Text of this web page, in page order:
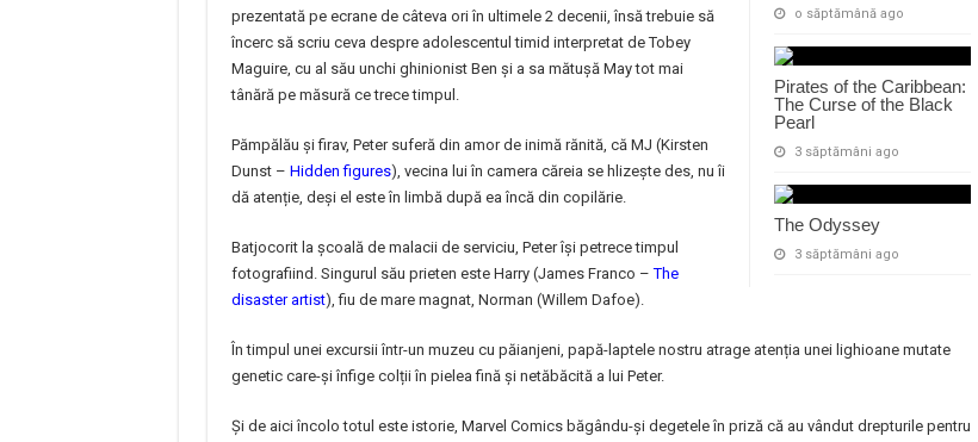
o săptămână ago
Pirates of the Caribbean:
The Curse of the Black
Pearl
3 săptămâni ago
The Odyssey
3 săptămâni ago
prezentată pe ecrane de câteva ori în ultimele 2 decenii, însă trebuie să
încerc să scriu ceva despre adolescentul timid interpretat de Tobey
Maguire, cu al său unchi ghinionist Ben și a sa mătușă May tot mai
tânără pe măsură ce trece timpul.
Pămpălău și firav, Peter suferă din amor de inimă rănită, că MJ (Kirsten
Dunst – Hidden figures), vecina lui în camera căreia se hlizește des, nu îi
dă atenție, deși el este în limbă după ea încă din copilărie.
Batjocorit la școală de malacii de serviciu, Peter își petrece timpul
fotografiind. Singurul său prieten este Harry (James Franco –The
disaster artist), fiu de mare magnat, Norman (Willem Dafoe).
În timpul unei excursii într-un muzeu cu păianjeni, papă-laptele nostru atrage atenția unei lighioane mutate
genetic care-și înfige colții în pielea fină și netăbăcită a lui Peter.
Și de aici încolo totul este istorie, Marvel Comics băgându-și degetele în priză că au vândut drepturile pentru